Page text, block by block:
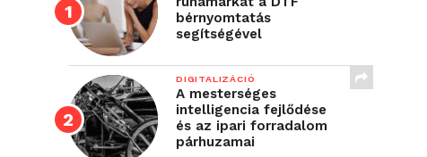
bérnyomtatás
segítségével
DIGITALIZÁCIÓ
A mesterséges
intelligencia fejlődése
és az ipari forradalom
párhuzamai